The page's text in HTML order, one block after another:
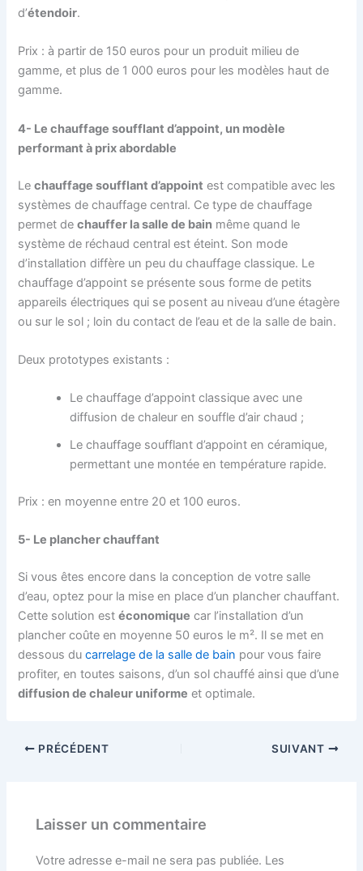
d’étendoir.
Prix : à partir de 150 euros pour un produit milieu de
gamme, et plus de 1 000 euros pour les modèles haut de
gamme.
4- Le chauffage soufflant d’appoint, un modèle
performant à prix abordable
Lechauffage soufflant d’appoint est compatible avec les
systèmes de chauffage central. Ce type de chauffage
permet dechauffer la salle de bain même quand le
système de réchaud central est éteint. Son mode
d’installation diffère un peu du chauffage classique. Le
chauffage d’appoint se présente sous forme de petits
appareils électriques qui se posent au niveau d’une étagère
ou sur le sol ; loin du contact de l’eau et de la salle de bain.
Deux prototypes existants :
Le chauffage d’appoint classique avec une
diffusion de chaleur en souffle d’air chaud ;
Le chauffage soufflant d’appoint en céramique,
permettant une montée en température rapide.
Prix : en moyenne entre 20 et 100 euros.
5- Le plancher chauffant
Si vous êtes encore dans la conception de votre salle
d’eau, optez pour la mise en place d’un plancher chauffant.
Cette solution estéconomique car l’installation d’un
plancher coûte en moyenne 50 euros le m². Il se met en
dessous ducarrelage de la salle de bain pour vous faire
profiter, en toutes saisons, d’un sol chauffé ainsi que d’une
diffusion de chaleur uniforme et optimale.
PRÉCÉDENT SUIVANT
Laisser un commentaire
Votre adresse e-mail ne sera pas publiée. Les